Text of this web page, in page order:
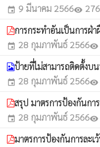
event 9 มีนาคม 2566visibility 276
การกระทำอันเป็นการฝ่
event 28 กุมภาพันธ์ 2566visibility
ป้ายที่ไม่สามารถติดตั้งบ
event 28 กุมภาพันธ์ 2566visibility
สรุป มาตรการป้องกันก
event 28 กุมภาพันธ์ 2566visibility
มาตรการป้องกันการละ